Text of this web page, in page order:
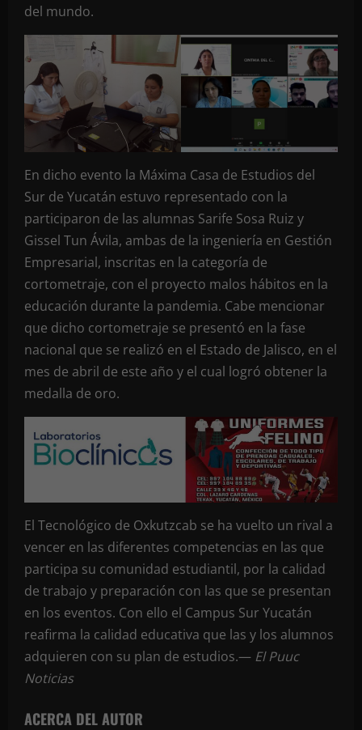
del mundo.
En dicho evento la Máxima Casa de Estudios del
Sur de Yucatán estuvo representado con la
participaron de las alumnas Sarife Sosa Ruiz y
Gissel Tun Ávila, ambas de la ingeniería en Gestión
Empresarial, inscritas en la categoría de
cortometraje, con el proyecto malos hábitos en la
educación durante la pandemia. Cabe mencionar
que dicho cortometraje se presentó en la fase
nacional que se realizó en el Estado de Jalisco, en el
mes de abril de este año y el cual logró obtener la
medalla de oro.
El Tecnológico de Oxkutzcab se ha vuelto un rival a
vencer en las diferentes competencias en las que
participa su comunidad estudiantil, por la calidad
de trabajo y preparación con las que se presentan
en los eventos. Con ello el Campus Sur Yucatán
reafirma la calidad educativa que las y los alumnos
adquieren con su plan de estudios.— El Puuc
Noticias
ACERCA DEL AUTOR